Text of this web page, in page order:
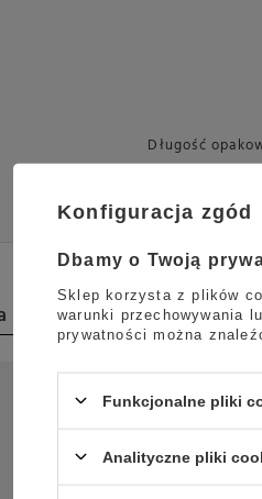
Długość
Szerokość
Ciebie
Konfiguracja zgód
Dbamy o Twoją
Sklep korzysta z plików
warunki przechowywania
prywatności można
Funkcjonalne pliki
Analityczne pliki